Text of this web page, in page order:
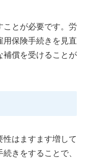
ことが必要です。労
用保険手続きを見直
補償を受けることが
はますます増して
きをすることで、